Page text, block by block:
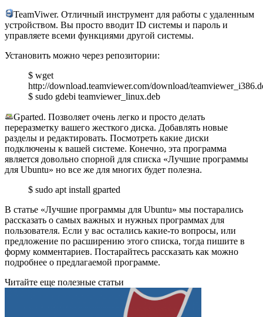
TeamViwer. Отличный инструмент для работы с удаленным
устройством. Вы просто вводит ID системы и пароль и
управляете всеми функциями другой системы.
Установить можно через репозитории:
$ wget
http://download.teamviewer.com/download/
$ sudo gdebi teamviewer_linux.deb
Gparted. Позволяет очень легко и просто делать
переразметку вашего жесткого диска. Добавлять новые
разделы и редактировать. Посмотреть какие диски
подключены к вашей системе. Конечно, эта программа
является довольно спорной для списка «Лучшие программы
для Ubuntu» но все же для многих будет полезна.
$ sudo apt install gparted
В статье «Лучшие программы для Ubuntu» мы постарались
рассказать о самых важных и нужных программах для
пользователя. Если у вас остались какие-то вопросы, или
предложение по расширению этого списка, тогда пишите в
форму комментариев. Постарайтесь рассказать как можно
подробнее о предлагаемой программе.
Читайте еще полезные статьи